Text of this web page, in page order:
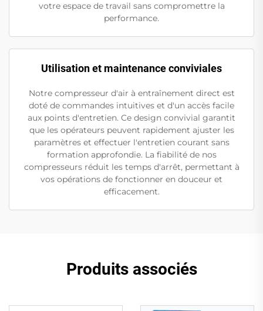
votre espace de travail sans compromettre la
performance.
Utilisation et maintenance conviviales
Notre compresseur d'air à entraînement direct est
doté de commandes intuitives et d'un accès facile
aux points d'entretien. Ce design convivial garantit
que les opérateurs peuvent rapidement ajuster les
paramètres et effectuer l'entretien courant sans
formation approfondie. La fiabilité de nos
compresseurs réduit les temps d'arrêt, permettant à
vos opérations de fonctionner en douceur et
efficacement.
Produits associés